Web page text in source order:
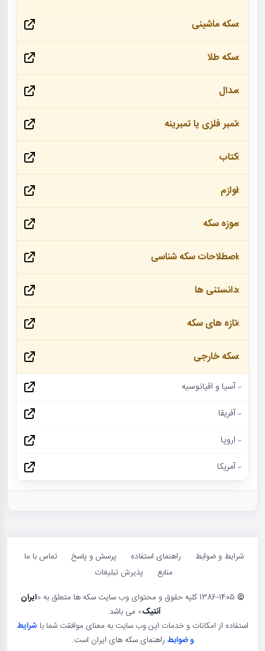
سکه ماشینی
سکه طلا
مدال
تمبر فلزی یا تمبرینه
کتاب
لوازم
موزه سکه
اصطلاحات سکه شناسی
دانستنی ها
تازه های سکه
سکه خارجی
آسیا و اقیانوسیه
آفریقا
اروپا
آمریکا
شرایط و ضوابط راهنمای استفاده پرسش و پاسخ
تماس با ما
منابع
پذیرش تبلیغات
©
ایران
آنتیک» می باشد.
استفاده از امکانات و خدمات این وب سایت به معنای موافقت شما با شرایط
و ضوابط راهنمای سکه های ایران است.